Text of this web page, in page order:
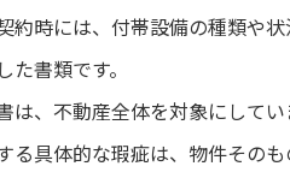
約時には、付帯設備の種類や
た書類です。
は、不動産全体を対象にしてい
る具体的な瑕疵は、物件その